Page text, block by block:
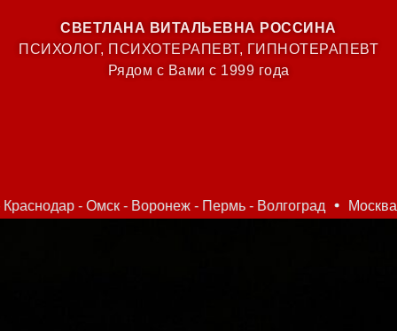
СВЕТЛАНА ВИТАЛЬЕВНА РОССИНА
ПСИХОЛОГ, ПСИХОТЕРАПЕВТ, ГИПНОТЕРАПЕВТ
Рядом с Вами с 1999 года
- Воронеж - Пермь - Волгоград Москва - Санкт-